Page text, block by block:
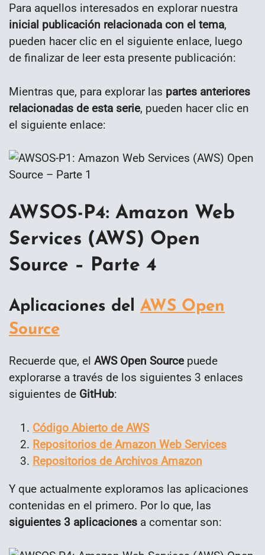
Para aquellos interesados en explorar nuestra
inicial publicación relacionada con el tema,
pueden hacer clic en el siguiente enlace, luego
de finalizar de leer esta presente publicación:
Mientras que, para explorar las partes anteriores
relacionadas de esta serie, pueden hacer clic en
el siguiente enlace:
AWSOS-P4: Amazon Web
Services (AWS) Open
Source – Parte 4
Aplicaciones del AWS Open
Source
Recuerde que, el AWS Open Sourcepuede
explorarse a través de los siguientes 3 enlaces
siguientes de GitHub:
Código Abierto de AWS
Repositorios de Amazon Web Services
Repositorios de Archivos Amazon
Y que actualmente exploramos las aplicaciones
contenidas en el primero. Por lo que, las
siguientes 3 aplicaciones a comentar son: